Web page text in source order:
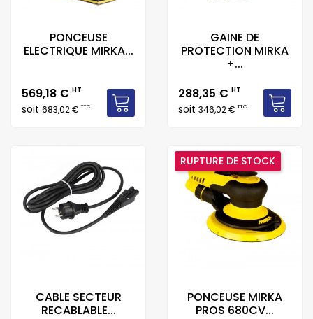
PONCEUSE
ELECTRIQUE MIRKA...
Prix
569,18 € HT
soit 683,02 €TTC
GAINE DE
PROTECTION MIRKA
+...
Prix
288,35 € HT
soit 346,02 €TTC
CABLE SECTEUR
RECABLABLE...
PONCEUSE MIRKA
PROS 680CV...
RUPTURE DE STOCK